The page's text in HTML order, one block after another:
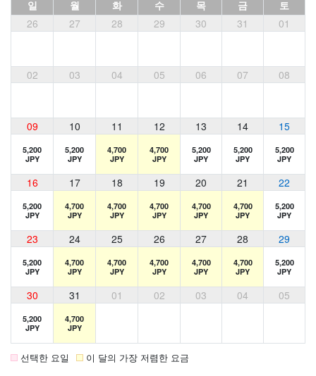
일 월 화 수 목 금
토
26
27 28 29 30 31 01
02 03 04 05 06 07 08
09 10 11 12 13 14 15
5,200
JPY
5,200
JPY
4,700
JPY
4,700
JPY
5,200
JPY
5,200
JPY
5,200
JPY
16 17 18 19 20 21 22
5,200
JPY
4,700
JPY
4,700
JPY
4,700
JPY
4,700
JPY
4,700
JPY
5,200
JPY
23 24 25 26 27 28 29
5,200
JPY
4,700
JPY
4,700
JPY
4,700
JPY
4,700
JPY
4,700
JPY
5,200
JPY
30 31 01 02 03 04 05
5,200
JPY
4,700
JPY
선택한 요일 이 달의 가장 저렴한 요금